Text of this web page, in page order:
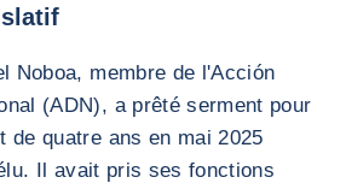
Noboa, membre de l'Acción
(ADN), a prêté serment pour
de quatre ans en mai 2025
Il avait pris ses fonctions